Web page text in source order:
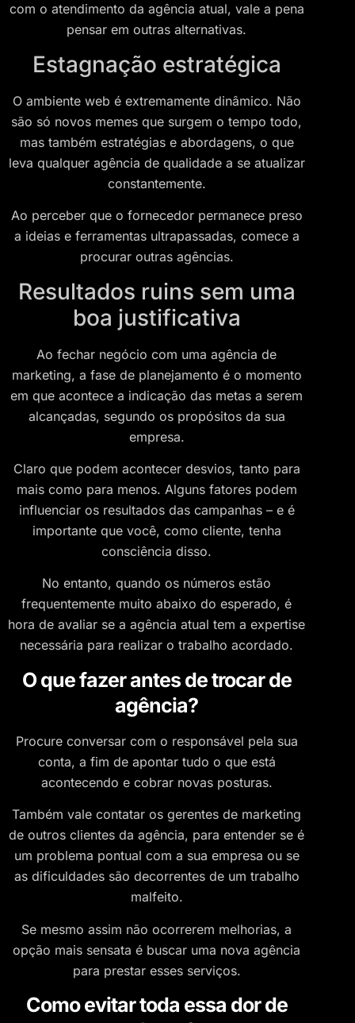
com o atendimento da agência atual, vale a pena
pensar em outras alternativas.
Estagnação estratégica
O ambiente web é extremamente dinâmico. Não
são só novos memes que surgem o tempo todo,
mas também estratégias e abordagens, o que
leva qualquer agência de qualidade a se atualizar
constantemente.
Ao perceber que o fornecedor permanece preso
a ideias e ferramentas ultrapassadas, comece a
procurar outras agências.
Resultados ruins sem uma
boa justificativa
Ao fechar negócio com uma agência de
marketing, a fase de planejamento é o momento
em que acontece a indicação das metas a serem
alcançadas, segundo os propósitos da sua
empresa.
Claro que podem acontecer desvios, tanto para
mais como para menos. Alguns fatores podem
influenciar os resultados das campanhas – e é
importante que você, como cliente, tenha
consciência disso.
No entanto, quando os números estão
frequentemente muito abaixo do esperado, é
hora de avaliar se a agência atual tem a expertise
necessária para realizar o trabalho acordado.
O que fazer antes de trocar de
agência?
Procure conversar com o responsável pela sua
conta, a fim de apontar tudo o que está
acontecendo e cobrar novas posturas.
Também vale contatar os gerentes de marketing
de outros clientes da agência, para entender se é
um problema pontual com a sua empresa ou se
as dificuldades são decorrentes de um trabalho
malfeito.
Se mesmo assim não ocorrerem melhorias, a
opção mais sensata é buscar uma nova agência
para prestar esses serviços.
Como evitar toda essa dor de